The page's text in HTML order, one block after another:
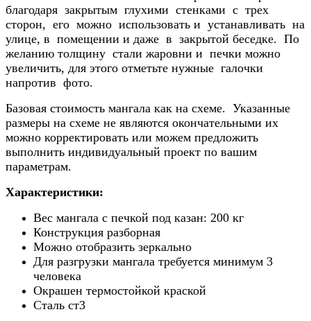
благодаря закрытым глухими стенками с трех
сторон, его можно использовать и устанавливать на
улице, в помещении и даже в закрытой беседке. По
желанию толщину стали жаровни и печки можно
увеличить, для этого отметьте нужные галочки
напротив фото.
Базовая стоимость мангала как на схеме. Указанные
размеры на схеме не являются окончательными их
можно корректировать или можем предложить
выполнить индивидуальный проект по вашим
параметрам.
Характеристики:
Вес мангала с печкой под казан: 200 кг
Конструкция разборная
Можно отобразить зеркально
Для разгрузки мангала требуется минимум 3
человека
Окрашен термостойкой краской
Сталь ст3